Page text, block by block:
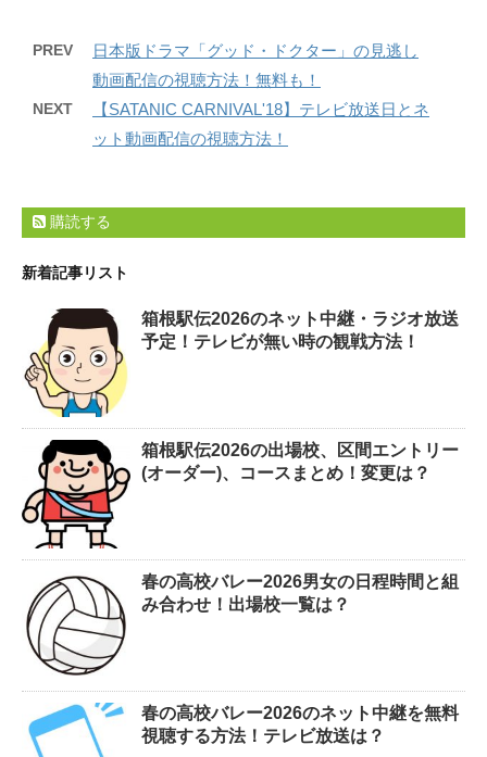
PREV
日本版ドラマ「グッド・ドクター」の見逃し
動画配信の視聴方法！無料も！
NEXT
【SATANIC CARNIVAL'18】テレビ放送日とネ
ット動画配信の視聴方法！
購読する
新着記事リスト
箱根駅伝2026のネット中継・ラジオ放送
予定！テレビが無い時の観戦方法！
箱根駅伝2026の出場校、区間エントリー
(オーダー)、コースまとめ！変更は？
春の高校バレー2026男女の日程時間と組
み合わせ！出場校一覧は？
春の高校バレー2026のネット中継を無料
視聴する方法！テレビ放送は？